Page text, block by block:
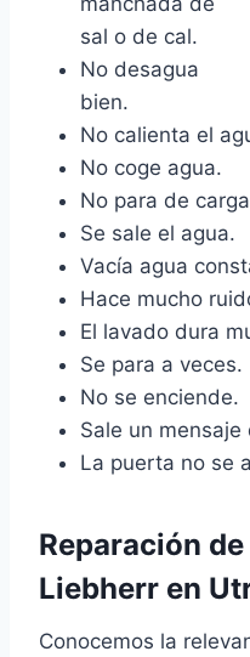
sal o de cal.
No desagua
bien.
No calienta el
No coge agua.
No para de
Se sale el agua.
Vacía agua
Hace mucho
El lavado dura
Se para a veces.
No se enciende.
Sale un
La puerta no se
Reparación
Liebherr en
Conocemos la